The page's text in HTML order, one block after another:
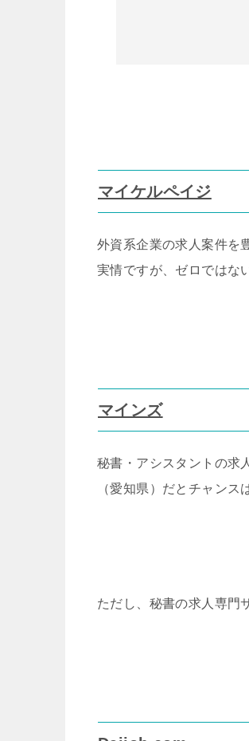
マイケルペイジ
外資系企業の求人案件を
実情ですが、ゼロではな
マインズ
秘書・アシスタントの求
（愛知県）だとチャンス
ただし、秘書の求人専門